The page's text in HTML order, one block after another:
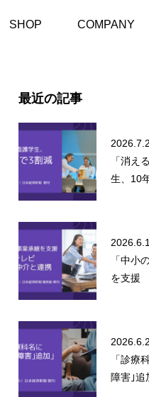
SHOP COMPANY
日経新聞 朝刊
最近の記事
「消え
生、10
「中小
を支援
「診療
障害｣追